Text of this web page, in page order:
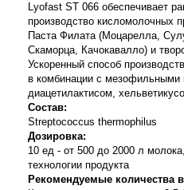
Lyofast ST 066 обеспечивает
производство кисломолочных
Паста Филата (Моцарелла,
Скаморца, Качокавалло) и
Ускоренный способ
в комбинации с мезофильными
диацетилактисом,
Состав:
Streptococcus thermophilus
Дозировка:
10 ед - от 500 до 2000 л
технологии продукта
Рекомендуемые количества